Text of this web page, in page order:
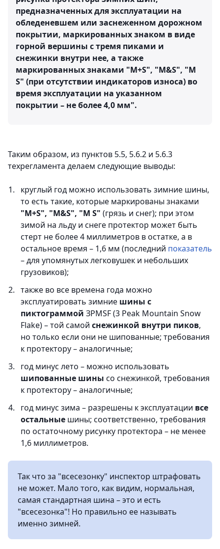
предназначенных для эксплуатации на
обледеневшем или заснеженном дорожном
покрытии, маркированных знаком в виде
горной вершины с тремя пиками и
снежинки внутри нее, а также
маркированных знаками "М+S", "M&S", "M
S" (при отсутствии индикаторов износа) во
время эксплуатации на указанном
покрытии – не более 4,0 мм".
Таким образом, из пунктов 5.5, 5.6.2 и 5.6.3
техрегламента делаем следующие выводы:
круглый год можно использовать зимние шины,
то есть такие, которые маркированы знаками
"М+S", "M&S", "M S" (грязь и снег); при этом
зимой на льду и снеге протектор может быть
стерт не более 4 миллиметров в остатке, а в
остальное время – 1,6 мм (последний показатель
– для упомянутых легковушек и небольших
грузовиков);
также во все времена года можно
эксплуатировать зимние шины с
пиктограммой ЗPMSF (3 Peak Mountain Snow
Flake) – той самой снежинкой внутри пиков,
но только если они не шипованные; требования
к протектору – аналогичные;
год минус лето – можно использовать
шипованные шины со снежинкой, требования
к протектору – аналогичные;
год минус зима – разрешены к эксплуатации все
остальные шины; соответственно, требования
по остаточному рисунку протектора – не менее
1,6 миллиметров.
Так что за "всесезонку" инспектор штрафовать
не может. Мало того, как видим, нормальная,
самая стандартная шина – это и есть
"всесезонка"! Но правильно ее называть
именно зимней.